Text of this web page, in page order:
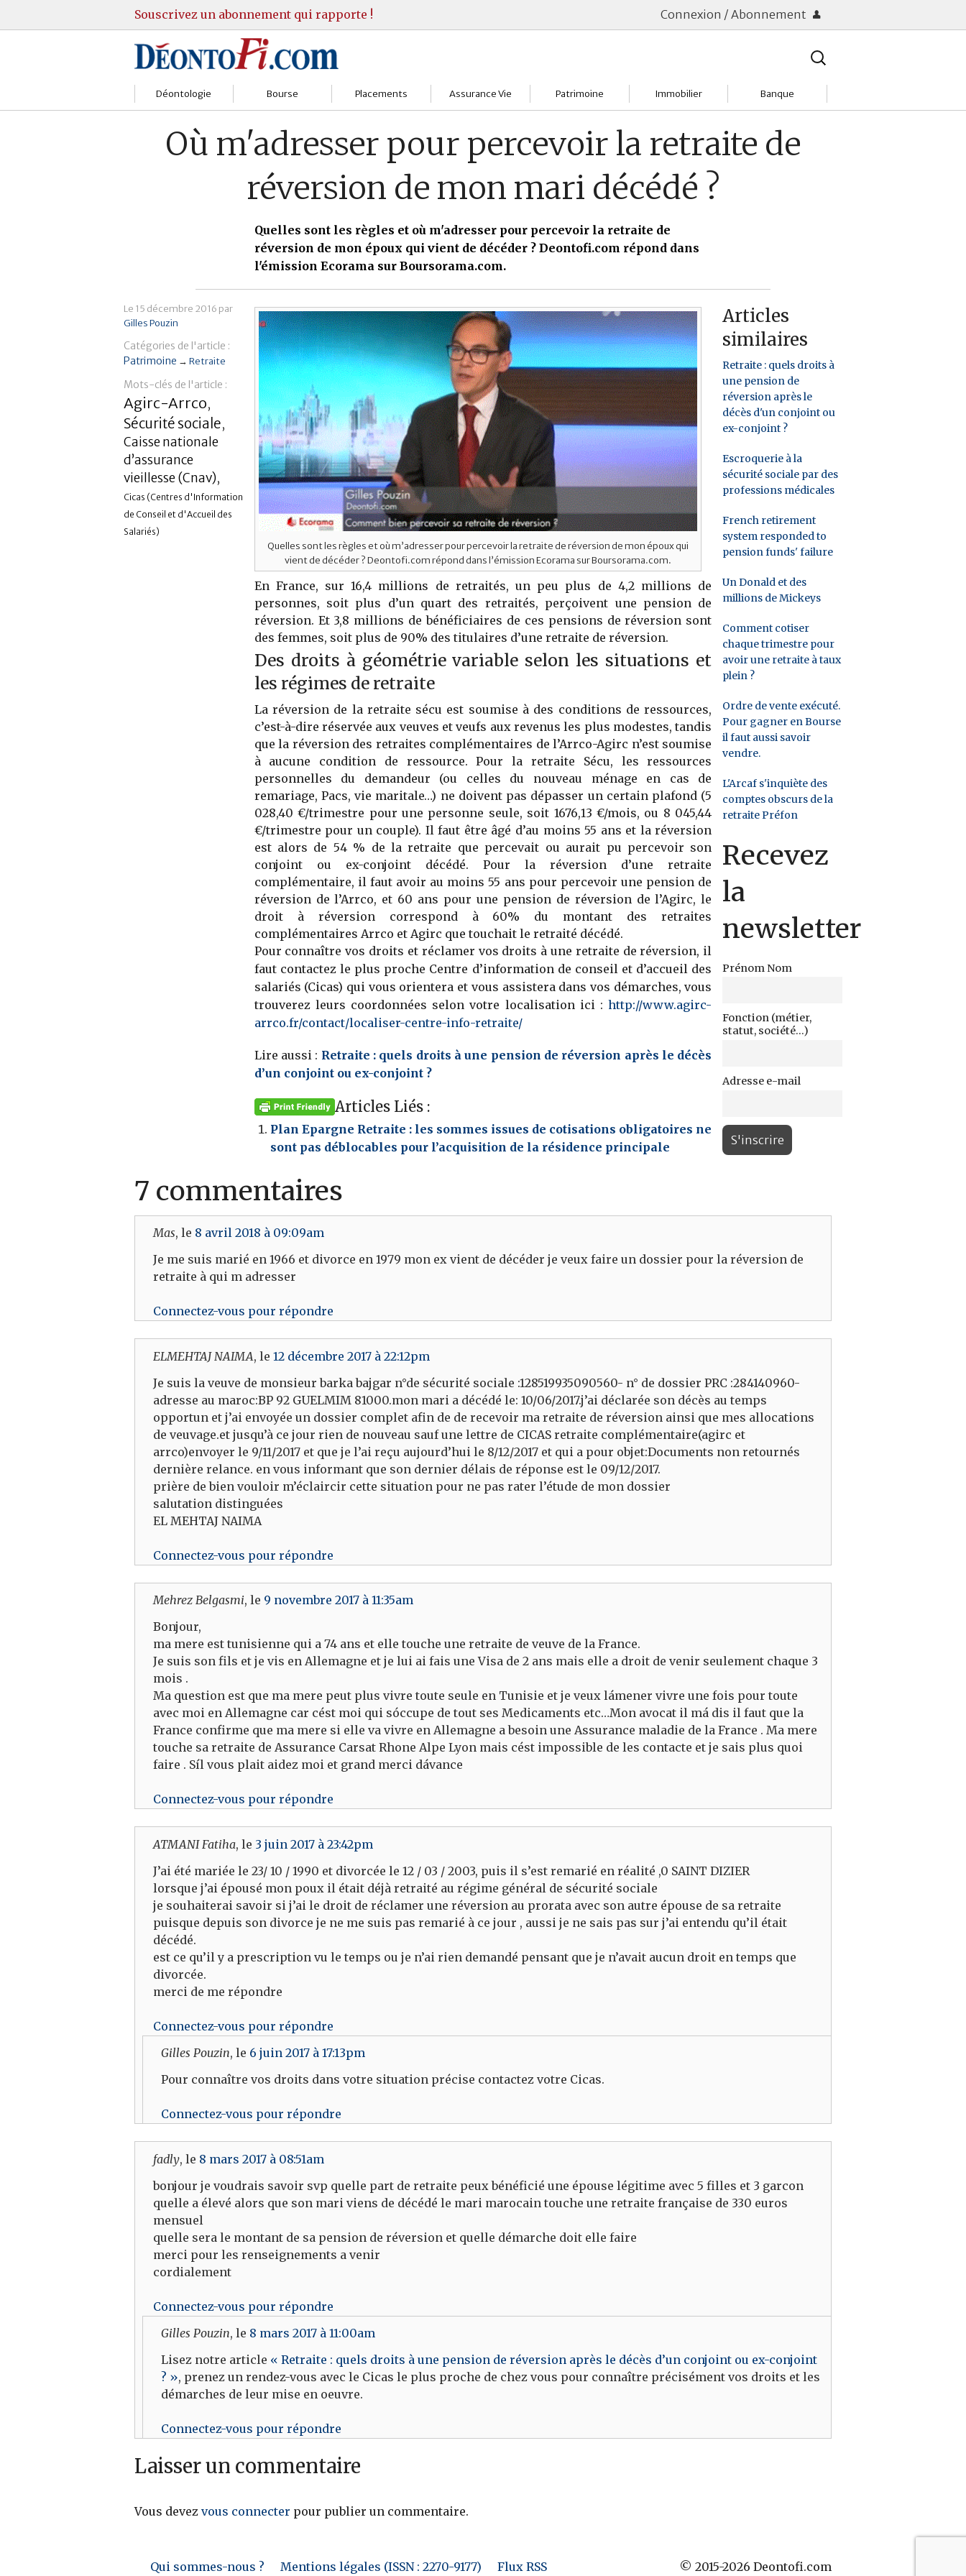
Souscrivez un abonnement qui rapporte ! Connexion / Abonnement
Rechercher
Déontologie
Sociétés
Gestion
Réglementation
Justice
Bourse
Courtiers
Guide Actions
Guide Sicav
Stratégie
Marchés
Pratique et OST
Placements
Fonds d’investissments
Assurance vie
Livrets
Immobilier
Divers
Assurance Vie
Choisir
Comprendre
Gérer
Patrimoine
Conseil Gestion
Objectifs & stratégie
Retraite
Transmission
Immobilier
Acheter
Investir
Location
Tendances
Banque
Changer de banque
Comptes & Livrets
Réclamations
Où m'adresser pour percevoir la retraite de
réversion de mon mari décédé ?
Quelles sont les règles et où m'adresser pour percevoir la retraite de
réversion de mon époux qui vient de décéder ? Deontofi.com répond dans
l'émission Ecorama sur Boursorama.com.
Le 15 décembre 2016 par
Gilles Pouzin
Catégories de l'article :
Patrimoine → Retraite
Mots-clés de l'article :
Agirc-Arrco,
Sécurité sociale,
Caisse nationale
d’assurance
vieillesse (Cnav),
Cicas (Centres d'Information
de Conseil et d'Accueil des
Salariés)
Quelles sont les règles et où m’adresser pour percevoir la retraite de réversion de mon époux qui
vient de décéder ? Deontofi.com répond dans l’émission Ecorama sur Boursorama.com.
En France, sur 16,4 millions de retraités, un peu plus de 4,2 millions de
personnes, soit plus d’un quart des retraités, perçoivent une pension de
réversion. Et 3,8 millions de bénéficiaires de ces pensions de réversion sont
des femmes, soit plus de 90% des titulaires d’une retraite de réversion.
Des droits à géométrie variable selon les situations et
les régimes de retraite
La réversion de la retraite sécu est soumise à des conditions de ressources,
c’est-à-dire réservée aux veuves et veufs aux revenus les plus modestes, tandis
que la réversion des retraites complémentaires de l’Arrco-Agirc n’est soumise
à aucune condition de ressource. Pour la retraite Sécu, les ressources
personnelles du demandeur (ou celles du nouveau ménage en cas de
remariage, Pacs, vie maritale…) ne doivent pas dépasser un certain plafond (5
028,40 €/trimestre pour une personne seule, soit 1676,13 €/mois, ou 8 045,44
€/trimestre pour un couple). Il faut être âgé d’au moins 55 ans et la réversion
est alors de 54 % de la retraite que percevait ou aurait pu percevoir son
conjoint ou ex-conjoint décédé. Pour la réversion d’une retraite
complémentaire, il faut avoir au moins 55 ans pour percevoir une pension de
réversion de l’Arrco, et 60 ans pour une pension de réversion de l’Agirc, le
droit à réversion correspond à 60% du montant des retraites
complémentaires Arrco et Agirc que touchait le retraité décédé.
Pour connaître vos droits et réclamer vos droits à une retraite de réversion, il
faut contactez le plus proche Centre d’information de conseil et d’accueil des
salariés (Cicas) qui vous orientera et vous assistera dans vos démarches, vous
trouverez leurs coordonnées selon votre localisation ici :http://www.agirc-
arrco.fr/contact/localiser-centre-info-retraite/
Lire aussi : Retraite : quels droits à une pension de réversion après le décès
d’un conjoint ou ex-conjoint ?
Articles Liés :
Plan Epargne Retraite : les sommes issues de cotisations obligatoires ne
sont pas déblocables pour l’acquisition de la résidence principale
Articles
similaires
Retraite : quels droits à
une pension de
réversion après le
décès d'un conjoint ou
ex-conjoint ?
Escroquerie à la
sécurité sociale par des
professions médicales
French retirement
system responded to
pension funds' failure
Un Donald et des
millions de Mickeys
Comment cotiser
chaque trimestre pour
avoir une retraite à taux
plein ?
Ordre de vente exécuté.
Pour gagner en Bourse
il faut aussi savoir
vendre.
L'Arcaf s'inquiète des
comptes obscurs de la
retraite Préfon
Recevez
la
newsletter
Prénom Nom
Fonction (métier,
statut, société...)
Adresse e-mail
7 commentaires
Mas, le 8 avril 2018 à 09:09am
Je me suis marié en 1966 et divorce en 1979 mon ex vient de décéder je veux faire un dossier pour la réversion de
retraite à qui m adresser
Connectez-vous pour répondre
ELMEHTAJ NAIMA, le 12 décembre 2017 à 22:12pm
Je suis la veuve de monsieur barka bajgar n°de sécurité sociale :128519935090560- n° de dossier PRC :284140960-
adresse au maroc:BP 92 GUELMIM 81000.mon mari a décédé le: 10/06/2017.j’ai déclarée son décès au temps
opportun et j’ai envoyée un dossier complet afin de de recevoir ma retraite de réversion ainsi que mes allocations
de veuvage.et jusqu’à ce jour rien de nouveau sauf une lettre de CICAS retraite complémentaire(agirc et
arrco)envoyer le 9/11/2017 et que je l’ai reçu aujourd’hui le 8/12/2017 et qui a pour objet:Documents non retournés
dernière relance. en vous informant que son dernier délais de réponse est le 09/12/2017.
prière de bien vouloir m’éclaircir cette situation pour ne pas rater l’étude de mon dossier
salutation distinguées
EL MEHTAJ NAIMA
Connectez-vous pour répondre
Mehrez Belgasmi, le 9 novembre 2017 à 11:35am
Bonjour,
ma mere est tunisienne qui a 74 ans et elle touche une retraite de veuve de la France.
Je suis son fils et je vis en Allemagne et je lui ai fais une Visa de 2 ans mais elle a droit de venir seulement chaque 3
mois .
Ma question est que ma mere peut plus vivre toute seule en Tunisie et je veux lámener vivre une fois pour toute
avec moi en Allemagne car cést moi qui sóccupe de tout ses Medicaments etc…Mon avocat il má dis il faut que la
France confirme que ma mere si elle va vivre en Allemagne a besoin une Assurance maladie de la France . Ma mere
touche sa retraite de Assurance Carsat Rhone Alpe Lyon mais cést impossible de les contacte et je sais plus quoi
faire . Síl vous plait aidez moi et grand merci dávance
Connectez-vous pour répondre
ATMANI Fatiha, le 3 juin 2017 à 23:42pm
J’ai été mariée le 23/ 10 / 1990 et divorcée le 12 / 03 / 2003, puis il s’est remarié en réalité ,0 SAINT DIZIER
lorsque j’ai épousé mon poux il était déjà retraité au régime général de sécurité sociale
je souhaiterai savoir si j’ai le droit de réclamer une réversion au prorata avec son autre épouse de sa retraite
puisque depuis son divorce je ne me suis pas remarié à ce jour , aussi je ne sais pas sur j’ai entendu qu’il était
décédé.
est ce qu’il y a prescription vu le temps ou je n’ai rien demandé pensant que je n’avait aucun droit en temps que
divorcée.
merci de me répondre
Connectez-vous pour répondre
Gilles Pouzin, le 6 juin 2017 à 17:13pm
Pour connaître vos droits dans votre situation précise contactez votre Cicas.
Connectez-vous pour répondre
fadly, le 8 mars 2017 à 08:51am
bonjour je voudrais savoir svp quelle part de retraite peux bénéficié une épouse légitime avec 5 filles et 3 garcon
quelle a élevé alors que son mari viens de décédé le mari marocain touche une retraite française de 330 euros
mensuel
quelle sera le montant de sa pension de réversion et quelle démarche doit elle faire
merci pour les renseignements a venir
cordialement
Connectez-vous pour répondre
Gilles Pouzin, le 8 mars 2017 à 11:00am
Lisez notre article « Retraite : quels droits à une pension de réversion après le décès d’un conjoint ou ex-conjoint
? », prenez un rendez-vous avec le Cicas le plus proche de chez vous pour connaître précisément vos droits et les
démarches de leur mise en oeuvre.
Connectez-vous pour répondre
Laisser un commentaire
Vous devez vous connecter pour publier un commentaire.
Qui sommes-nous ? Mentions légales (ISSN : 2270-9177) Flux RSS © 2015-2026 Deontofi.com